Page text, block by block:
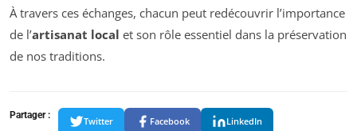
À travers ces échanges, chacun peut redécouvrir l’importance
de l’artisanat local et son rôle essentiel dans la préservation
de nos traditions.
Partager :
Twitter Facebook LinkedIn